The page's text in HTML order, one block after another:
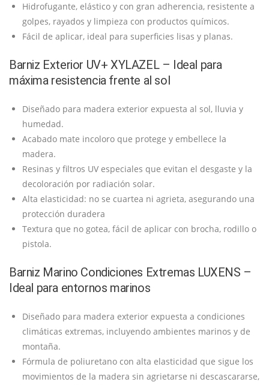
Hidrofugante, elástico y con gran adherencia, resistente a
golpes, rayados y limpieza con productos químicos.
Fácil de aplicar, ideal para superficies lisas y planas.
Barniz Exterior UV+ XYLAZEL – Ideal para
máxima resistencia frente al sol
Diseñado para madera exterior expuesta al sol, lluvia y
humedad.
Acabado mate incoloro que protege y embellece la
madera.
Resinas y filtros UV especiales que evitan el desgaste y la
decoloración por radiación solar.
Alta elasticidad: no se cuartea ni agrieta, asegurando una
protección duradera
Textura que no gotea, fácil de aplicar con brocha, rodillo o
pistola.
Barniz Marino Condiciones Extremas LUXENS –
Ideal para entornos marinos
Diseñado para madera exterior expuesta a condiciones
climáticas extremas, incluyendo ambientes marinos y de
montaña.
Fórmula de poliuretano con alta elasticidad que sigue los
movimientos de la madera sin agrietarse ni descascararse,